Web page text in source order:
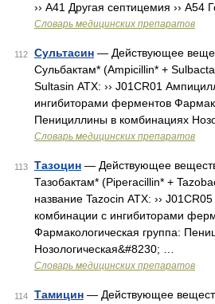
›› A41 Другая септицемия ›› A54
Словарь медицинских препаратов
112 Сультасин — Действующее
Сульбактам* (Ampicillin* +
Sultasin АТХ: ›› J01CR01
ингибиторами ферментов
Пенициллины в комбинациях
Словарь медицинских препаратов
113 Тазоцин — Действующее
Тазобактам* (Piperacillin* +
название Tazocin АТХ: ››
комбинации с ингибиторами
Фармакологическая группа:
Нозологическая&#8230; …
Словарь медицинских препаратов
114 Тамицин — Действующее